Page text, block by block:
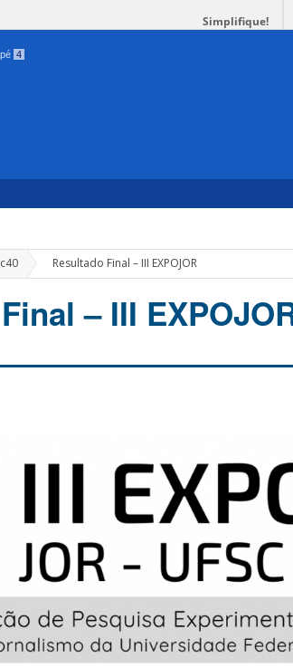
Simplifique!
4
» Resultado Final – III EXPOJOR
– III